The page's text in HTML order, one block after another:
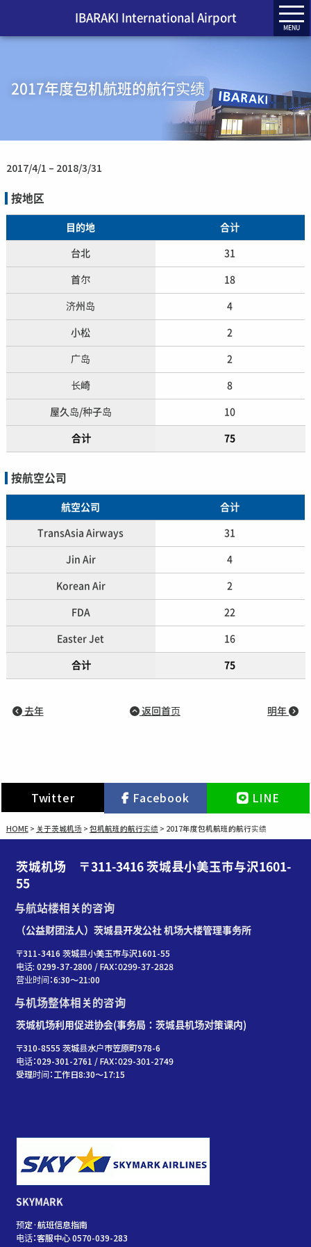
IBARAKI International Airport
MENU
2017年度包机航班的航行实绩
2017/4/1 – 2018/3/31
按地区
目的地 合计
台北 31
首尔 18
济州岛 4
小松 2
广岛 2
长崎 8
屋久岛/种子岛 10
合计 75
按航空公司
航空公司 合计
TransAsia Airways 31
Jin Air 4
Korean Air 2
FDA 22
Easter Jet 16
合计 75
去年 返回首页 明年
Twitter Facebook LINE
HOME> 关于茨城机场 > 包机航班的航行实绩 > 2017年度包机航班的航行实绩
茨城机场 〒311-3416 茨城县小美玉市与沢1601-
55
与航站楼相关的咨询
（公益财团法人）茨城县开发公社 机场大楼管理事务所
〒311-3416 茨城县小美玉市与沢1601-55
电话: 0299-37-2800 / FAX：0299-37-2828
营业时间：6:30〜21:00
与机场整体相关的咨询
茨城机场利用促进协会(事务局：茨城县机场对策课内)
〒310-8555 茨城县水户市笠原町978-6
电话：029-301-2761 / FAX：029-301-2749
受理时间：工作日8:30～17:15
SKYMARK
预定·航班信息指南
电话：客服中心 0570-039-283